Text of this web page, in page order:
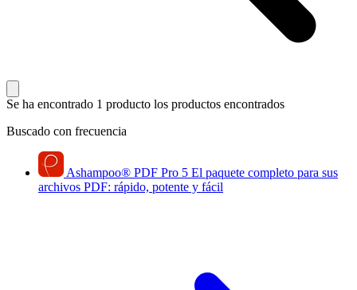
Se ha encontrado 1 producto los productos encontrados
Buscado con frecuencia
Ashampoo® PDF Pro 5 El paquete completo para sus
archivos PDF: rápido, potente y fácil